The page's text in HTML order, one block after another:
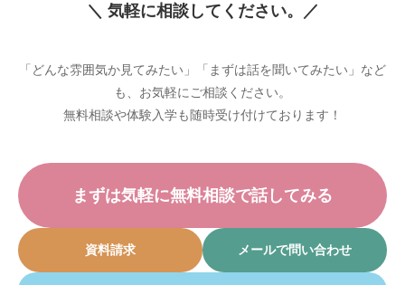
＼ 気軽に相談してください。／
「どんな雰囲気か見てみたい」「まずは話を聞いてみたい」など
も、お気軽にご相談ください。
無料相談や体験入学も随時受け付けております！
まずは気軽に無料相談で話してみる
資料請求 メールで問い合わせ